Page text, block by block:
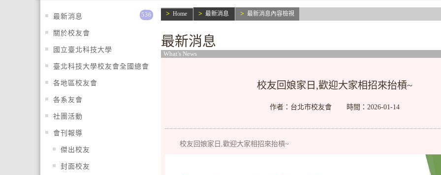
Home 最新消息 最新消息內容檢視
最新消息
What's News
校友回娘家日,歡迎大家相招來抬槓~
作者：台北市校友會 時間：2026-01-14
校友回娘家日,歡迎大家相招來抬槓~
536
最新消息
關於校友會
國立臺北科技大學
臺北科技大學校友會全國總會
各地區校友會
各系友會
社團活動
會刊報導
傑出校友
封面校友